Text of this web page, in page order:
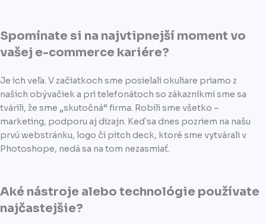
Spomínate si na najvtipnejší moment vo
vašej e-commerce kariére?
Je ich veľa. V začiatkoch sme posielali okuliare priamo z
našich obývačiek a pri telefonátoch so zákazníkmi sme sa
tvárili, že sme „skutočná“ firma. Robili sme všetko –
marketing, podporu aj dizajn. Keď sa dnes pozriem na našu
prvú webstránku, logo či pitch deck, ktoré sme vytvárali v
Photoshope, nedá sa na tom nezasmiať.
Aké nástroje alebo technológie používate
najčastejšie?